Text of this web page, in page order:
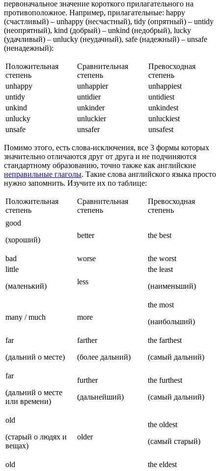
первоначальное значение короткого прилагательного на
противоположное. Например, прилагательные: happy
(счастливый) – unhappy (несчастный), tidy (опрятный) – untidy
(неопрятный), kind (добрый) – unkind (недобрый), lucky
(удачливый) – unlucky (неудачный), safe (надежный) – unsafe
(ненадежный):
Положительная
степень
Сравнительная
степень
Превосходная
степень
unhappy
unhappier
unhappiest
untidy
untidier
untidiest
unkind
unkinder
unkindest
unlucky
unluckier
unluckiest
unsafe
unsafer unsafest
Помимо этого, есть слова-исключения, все 3 формы которых
значительно отличаются друг от друга и не подчиняются
стандартному образованию, точно также как английские
неправильные глаголы. Такие слова английского языка просто
нужно запомнить. Изучите их по таблице:
Положительная
степень
Сравнительная
степень
Превосходная
степень
good
(хороший)
better the best
bad worse
the worst
little
(маленький)
less
the least
(наименьший)
many / much more
the most
(наибольший)
far
(дальний о месте)
farther
(более дальний)
the farthest
(самый дальний)
far
(дальний о месте
или времени)
further
(дальнейший)
the furthest
(самый дальний)
old
(старый о людях и
вещах)
older
the oldest
(самый старый)
old
the eldest